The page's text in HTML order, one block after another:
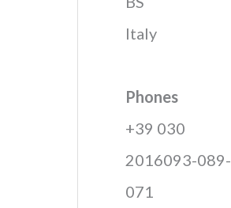
Italy
Phones
+39 030
2016093-089-
071